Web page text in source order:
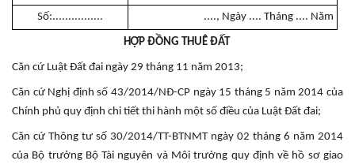
Số:................ ...., Ngày .... Tháng .... Năm
HỢP ĐỒNG THUÊ ĐẤT
Căn cứ Luật Đất đai ngày 29 tháng 11 năm 2013;
Căn cứ Nghị định số 43/2014/NĐ-CP ngày 15 tháng 5 năm 2014 của
Chính phủ quy định chi tiết thi hành một số điều của Luật Đất đai;
Căn cứ Thông tư số 30/2014/TT-BTNMT ngày 02 tháng 6 năm 2014
của Bộ trưởng Bộ Tài nguyên và Môi trường quy định về hồ sơ giao